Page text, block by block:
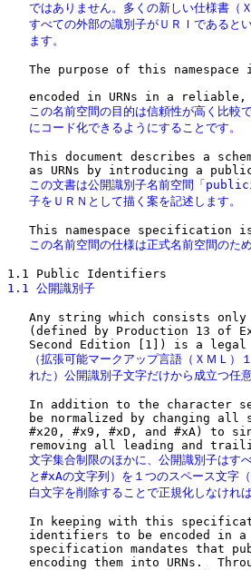
ではありません。多くの新しい仕様書（
すべての外部の識別子がＵＲＩであると
   ます。
The purpose of this namespace
この名前空間の目的は信頼性が高く比較
   にコード化できるようにすることです。
This document describes a
この文書は公開識別子名前空間「
   子をＵＲＮとして描く案を記述します。
この名前空間の仕様は正式名前空間のため
1.1 公開識別子
Any string which consists
(defined by Production 13 of
（拡張可能マークアップ言語（ＸＭＬ）
れた）公開識別子文字だけから成立つ任
In addition to the character
be normalized by changing all
#x20, #x9, #xD, and #xA) to
文字集合制限のほかに、公開識別子は
と#xAの文字列）を１つのスペース文字
白文字を削除することで正規化しなければ
In keeping with this
identifiers to be encoded in
specification mandates that
encoding them into URNs.